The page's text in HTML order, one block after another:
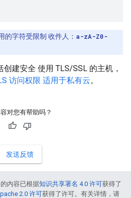
的字符受限制 收件人： a-zA-Z0-
建安全 使用 TLS/SSL 的主机，
访问权限 适用于私有云。
对您有帮助吗？
发送反馈
内容已根据知识共享署名 4.0 许可获得了
2.0 许可获得了许可。有关详情，请